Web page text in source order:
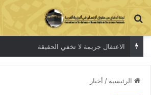
بحث عن
الاعتقال جريمة لا تخفي الحقيقة
الرئيسية / أخبار